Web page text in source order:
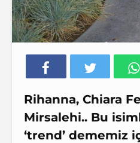
Rihanna, Chiara
Mirsalehi.. Bu
‘trend’ dememiz